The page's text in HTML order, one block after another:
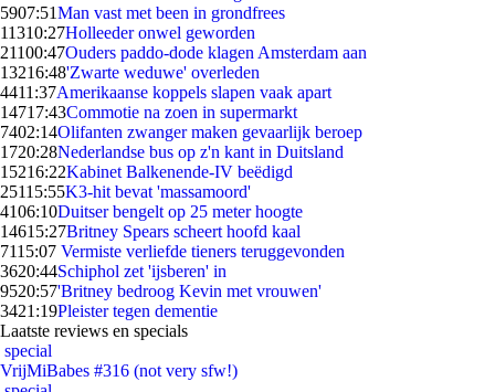
5907:51Man vast met been in grondfrees
11310:27Holleeder onwel geworden
21100:47Ouders paddo-dode klagen Amsterdam aan
13216:48'Zwarte weduwe' overleden
4411:37Amerikaanse koppels slapen vaak apart
14717:43Commotie na zoen in supermarkt
7402:14Olifanten zwanger maken gevaarlijk beroep
1720:28Nederlandse bus op z'n kant in Duitsland
15216:22Kabinet Balkenende-IV beëdigd
25115:55K3-hit bevat 'massamoord'
4106:10Duitser bengelt op 25 meter hoogte
14615:27Britney Spears scheert hoofd kaal
7115:07 Vermiste verliefde tieners teruggevonden
3620:44Schiphol zet 'ijsberen' in
9520:57'Britney bedroog Kevin met vrouwen'
3421:19Pleister tegen dementie
Laatste reviews en specials
special
VrijMiBabes #316 (not very sfw!)